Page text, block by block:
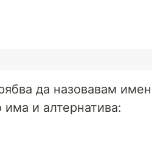
да назовавам
и алтернатива: